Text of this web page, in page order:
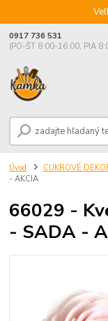
0917 736 531
(PO-ŠT 8:00-16:00, PIA
Úvod CUKROVÉ
- AKCIA
66029 -
- SADA -